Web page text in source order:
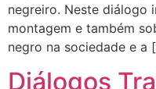
negreiro. Neste diálogo
montagem e também
negro na sociedade e a
Diálogos